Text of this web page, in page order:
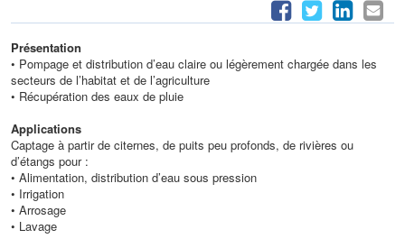
Présentation
• Pompage et distribution d’eau claire ou légèrement chargée dans les
secteurs de l’habitat et de l’agriculture
• Récupération des eaux de pluie
Applications
Captage à partir de citernes, de puits peu profonds, de rivières ou
d’étangs pour :
• Alimentation, distribution d’eau sous pression
• Irrigation
• Arrosage
• Lavage